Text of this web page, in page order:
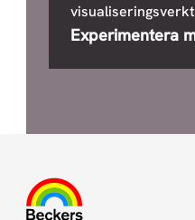
Experimentera